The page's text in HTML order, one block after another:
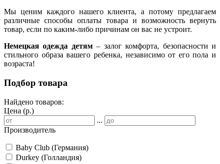
Мы ценим каждого нашего клиента, а потому предлагаем
различные способы оплаты товара и возможность вернуть
товар, если по каким-либо причинам он вас не устроит.
Немецкая одежда детям– залог комфорта, безопасности и
стильного образа вашего ребенка, независимо от его пола и
возраста!
Подбор товара
Найдено товаров:
Цена (р.)
...
Производитель
Baby Club (Германия)
Durkey (Голландия)